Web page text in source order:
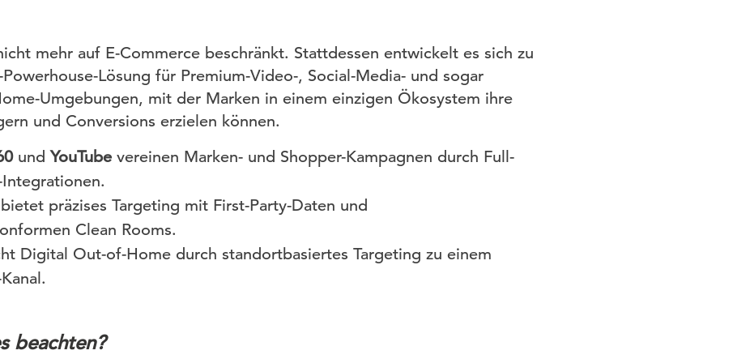
mehr auf E-Commerce beschränkt. Stattdessen entwickelt es sich zu
Lösung für Premium-Video-, Social-Media- und sogar
Umgebungen, mit der Marken in einem einzigen Ökosystem ihre
und Conversions erzielen können.
und YouTube vereinen Marken- und Shopper-Kampagnen durch Full-
bietet präzises Targeting mit First-Party-Daten und
Clean Rooms.
Digital Out-of-Home durch standortbasiertes Targeting zu einem
beachten?